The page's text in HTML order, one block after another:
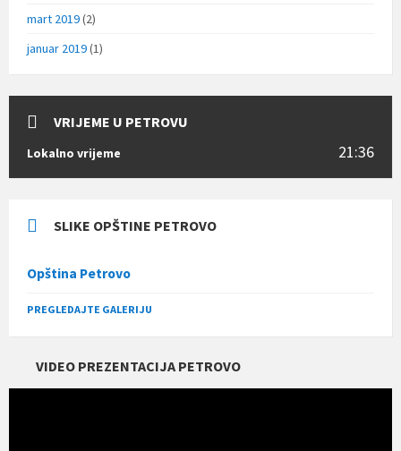
mart 2019(2)
januar 2019(1)
VRIJEME U PETROVU
Lokalno vrijeme 21:36
SLIKE OPŠTINE PETROVO
Opština Petrovo
PREGLEDAJTE GALERIJU
VIDEO PREZENTACIJA PETROVO